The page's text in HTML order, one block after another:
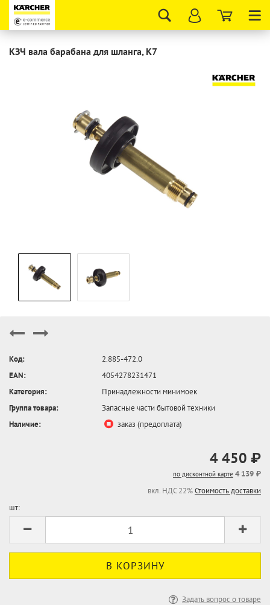
КЗЧ вала барабана для шланга, K7
Код:
2.885-472.0
EAN:
4054278231471
Категория:
Принадлежности минимоек
Группа товара:
Запасные части бытовой техники
Наличие:
заказ (предоплата)
4 450 ₽
по дисконтной карте 4 139 ₽
вкл. НДС 22%Стоимость доставки
шт:
Задать вопрос о товаре